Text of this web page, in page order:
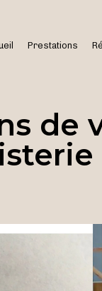
Prestations
de